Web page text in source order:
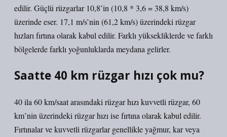
edilir. Güçlü rüzgarlar 10,8’in (10,8 * 3,6 = 38,8 km/s)
üzerinde eser. 17,1 m/s’nin (61,2 km/s) üzerindeki rüzgar
hızları fırtına olarak kabul edilir. Farklı yüksekliklerde ve farklı
bölgelerde farklı yoğunluklarda meydana gelirler.
Saatte 40 km rüzgar hızı çok mu?
40 ila 60 km/saat arasındaki rüzgar hızı kuvvetli rüzgar, 60
km’nin üzerindeki rüzgar hızı ise fırtına olarak kabul edilir.
Fırtınalar ve kuvvetli rüzgarlar genellikle yağmur, kar veya